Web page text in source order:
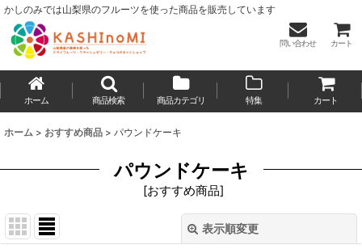
かしのみでは山梨県のフルーツを使った商品を販売しています
問い合わせ カート
ホーム 商品検索 商品カテゴリ 特集 カート
ホーム > おすすめ商品 > パウンドケーキ
パウンドケーキ
[おすすめ商品]
表示順変更